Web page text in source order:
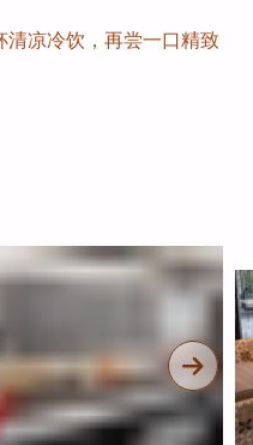
凉冷饮，再尝一口精致